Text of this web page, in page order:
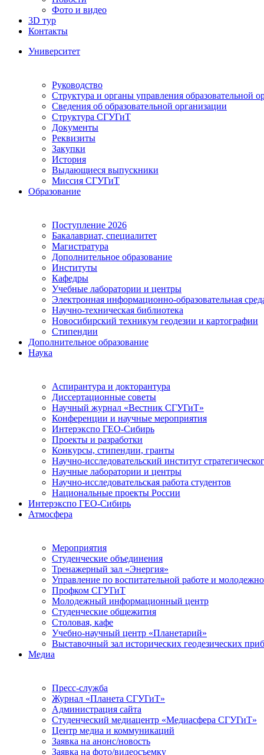
Фото и видео
3D тур
Контакты
Университет
Руководство
Структура и органы управления образовательной
Сведения об образовательной организации
Структура СГУГиТ
Документы
Реквизиты
Закупки
История
Выдающиеся выпускники
Миссия СГУГиТ
Образование
Поступление 2026
Бакалавриат, специалитет
Магистратура
Дополнительное образование
Институты
Кафедры
Учебные лаборатории и центры
Электронная информационно-образовательная
Научно-техническая библиотека
Новосибирский техникум геодезии и картографии
Стипендии
Дополнительное образование
Наука
Аспирантура и докторантура
Диссертационные советы
Научный журнал «Вестник СГУГиТ»
Конференции и научные мероприятия
Интерэкспо ГЕО-Сибирь
Проекты и разработки
Конкурсы, стипендии, гранты
Научно-исследовательский институт
Научные лаборатории и центры
Научно-исследовательская работа студентов
Национальные проекты России
Интерэкспо ГЕО-Сибирь
Атмосфера
Мероприятия
Студенческие объединения
Тренажерный зал «Энергия»
Управление по воспитательной работе и
Профком СГУГиТ
Молодежный информационный центр
Студенческие общежития
Столовая, кафе
Учебно-научный центр «Планетарий»
Выставочный зал исторических геодезических
Медиа
Пресс-служба
Журнал «Планета СГУГиТ»
Администрация сайта
Студенческий медиацентр «Медиасфера СГУГиТ»
Центр медиа и коммуникаций
Заявка на анонс/новость
Заявка на фото/видеосъемку